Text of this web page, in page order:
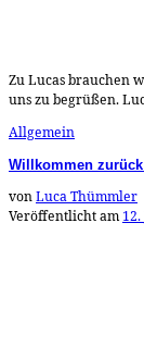
Zu Lucas brauchen
uns zu begrüßen.
Allgemein
Willkommen
vonLuca Thümmler
Veröffentlicht am